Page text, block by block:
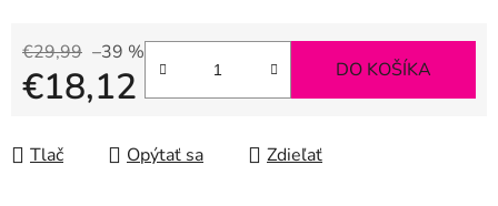
€29,99 –39 %
€18,12 DO KOŠÍKA
Tlač Opýtať sa Zdieľať